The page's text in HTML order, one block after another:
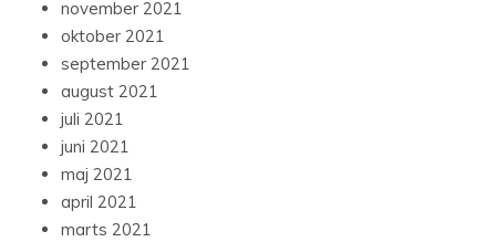
november 2021
oktober 2021
september 2021
august 2021
juli 2021
juni 2021
maj 2021
april 2021
marts 2021